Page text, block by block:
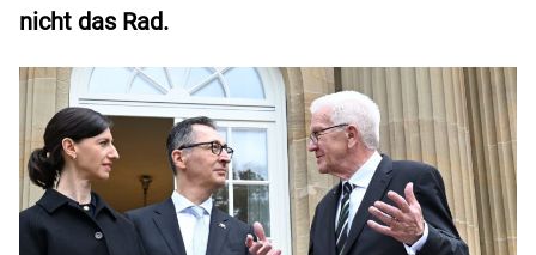
nicht das Rad.